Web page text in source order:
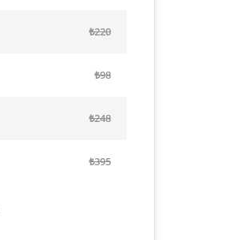
₺220
₺98
₺248
₺395